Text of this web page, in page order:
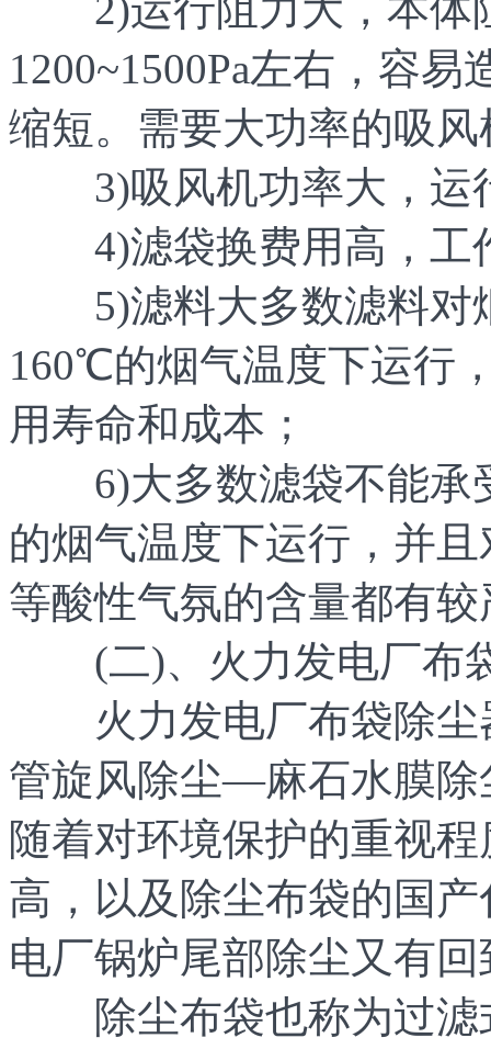
2)运行阻力大，本体
1200~1500Pa左右，容
缩短。需要大功率的吸风
3)吸风机功率大，运
4)滤袋换费用高，工
5)滤料大多数滤料对
160℃的烟气温度下运行
用寿命和成本；
6)大多数滤袋不能承
的烟气温度下运行，并
等酸性气氛的含量都有
(二)、火力发电厂布
火力发电厂布袋除尘
管旋风除尘—麻石水膜
随着对环境保护的重视
高，以及除尘布袋的国
电厂锅炉尾部除尘又有
除尘布袋也称为过滤